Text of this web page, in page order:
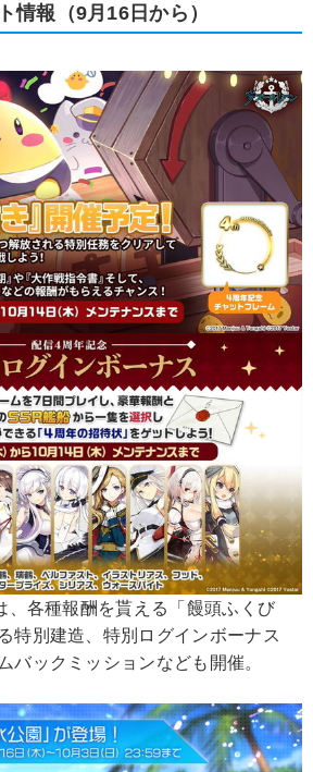
報（9月16日から）
、各種報酬を貰える「饅頭ふくび
特別建造、特別ログインボーナス
バックミッションなども開催。